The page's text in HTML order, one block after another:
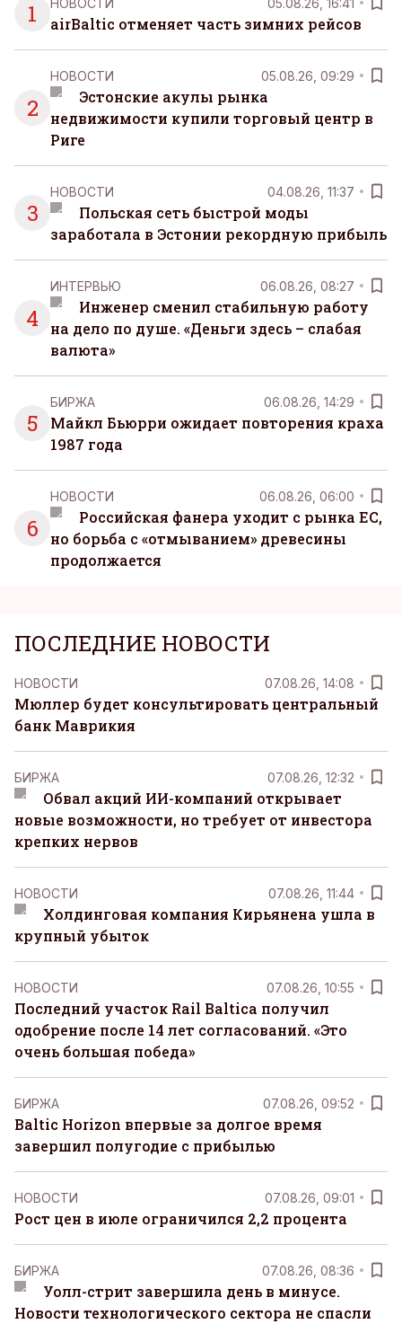
1 airBaltic отменяет часть зимних рейсов
2
НОВОСТИ 05.08.26, 09:29
Эстонские акулы рынка
недвижимости купили торговый центр в
Риге
3
НОВОСТИ 04.08.26, 11:37
Польская сеть быстрой моды
заработала в Эстонии рекордную прибыль
4
ИНТЕРВЬЮ 06.08.26, 08:27
Инженер сменил стабильную работу
на дело по душе. «Деньги здесь – слабая
валюта»
5
БИРЖА 06.08.26, 14:29
Майкл Бьюрри ожидает повторения краха
1987 года
6
НОВОСТИ 06.08.26, 06:00
Российская фанера уходит с рынка ЕС,
но борьба с «отмыванием» древесины
продолжается
ПОСЛЕДНИЕ НОВОСТИ
НОВОСТИ 07.08.26, 14:08
Мюллер будет консультировать центральный
банк Маврикия
БИРЖА 07.08.26, 12:32
Обвал акций ИИ-компаний открывает
новые возможности, но требует от инвестора
крепких нервов
НОВОСТИ 07.08.26, 11:44
Холдинговая компания Кирьянена ушла в
крупный убыток
НОВОСТИ 07.08.26, 10:55
Последний участок Rail Baltica получил
одобрение после 14 лет согласований. «Это
очень большая победа»
БИРЖА 07.08.26, 09:52
Baltic Horizon впервые за долгое время
завершил полугодие с прибылью
НОВОСТИ 07.08.26, 09:01
Рост цен в июле ограничился 2,2 процента
БИРЖА 07.08.26, 08:36
Уолл-стрит завершила день в минусе.
Новости технологического сектора не спасли